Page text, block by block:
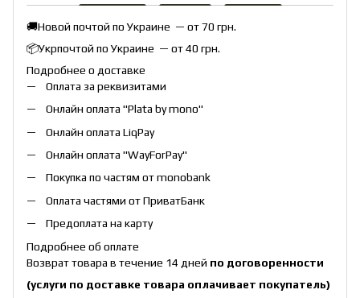
🚚Новой почтой по Украине — от 70 грн.
📦Укрпочтой по Украине — от 40 грн.
Подробнее о доставке
Оплата за реквизитами
Онлайн оплата "Plata by mono"
Онлайн оплата LiqPay
Онлайн оплата "WayForPay"
Покупка по частям от monobank
Оплата частями от ПриватБанк
Предоплата на карту
Подробнее об оплате
Возврат товара в течение 14 дней по договоренности
(услуги по доставке товара оплачивает покупатель)